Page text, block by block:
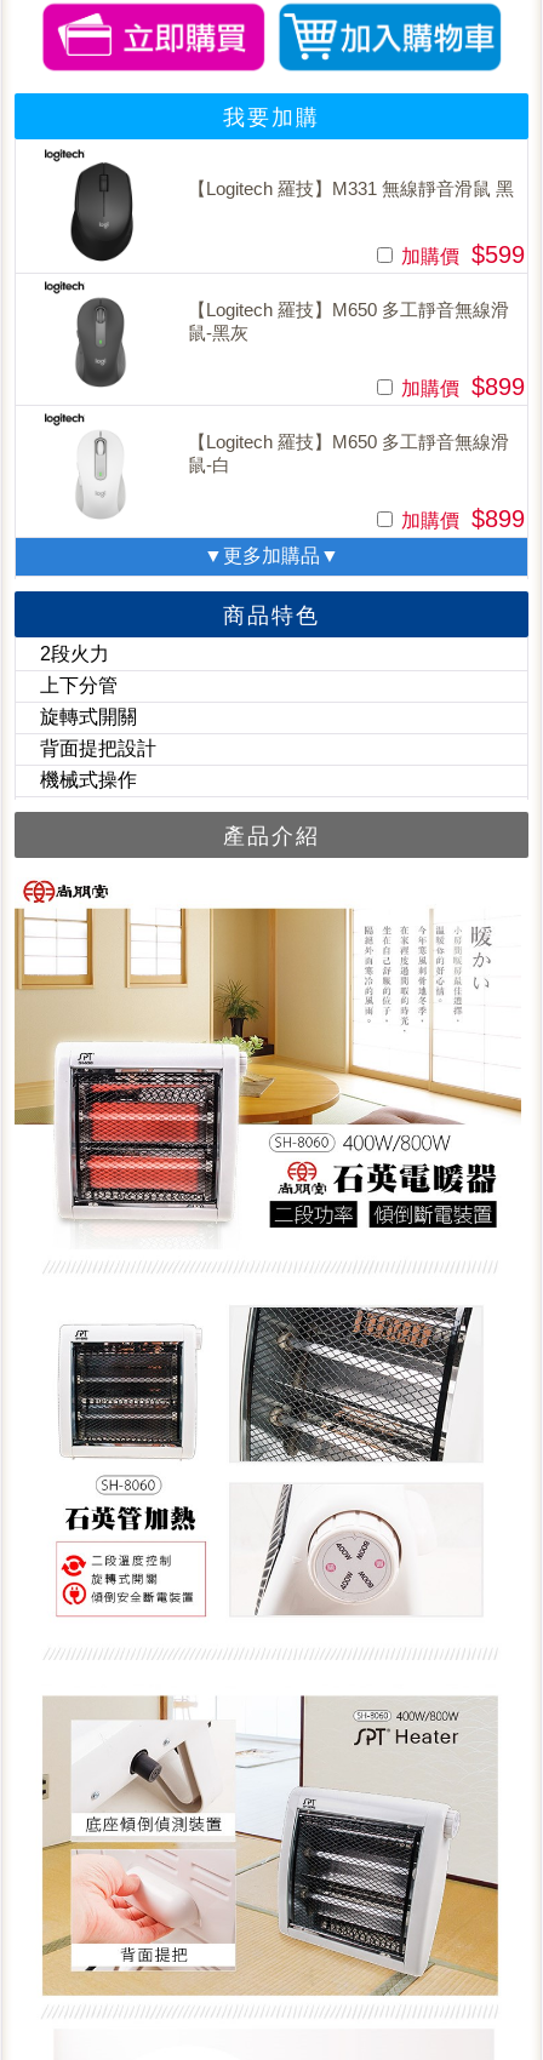
我要加購
【Logitech 羅技】M331 無線靜音滑鼠 黑
加購價 $599
【Logitech 羅技】M650 多工靜音無線滑
鼠-黑灰
加購價 $899
【Logitech 羅技】M650 多工靜音無線滑
鼠-白
加購價 $899
▼更多加購品▼
商品特色
2段火力
上下分管
旋轉式開關
背面提把設計
機械式操作
產品介紹